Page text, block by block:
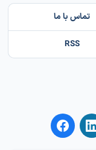
تماس با ما
RSS